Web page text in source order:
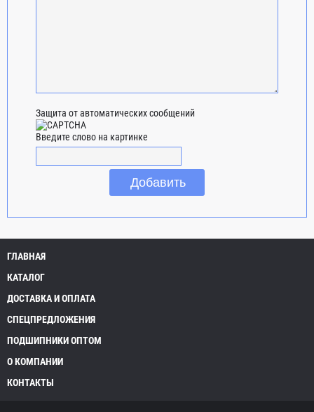
Защита от автоматических сообщений
Введите слово на картинке
ГЛАВНАЯ
КАТАЛОГ
ДОСТАВКА И ОПЛАТА
СПЕЦПРЕДЛОЖЕНИЯ
ПОДШИПНИКИ ОПТОМ
О КОМПАНИИ
КОНТАКТЫ